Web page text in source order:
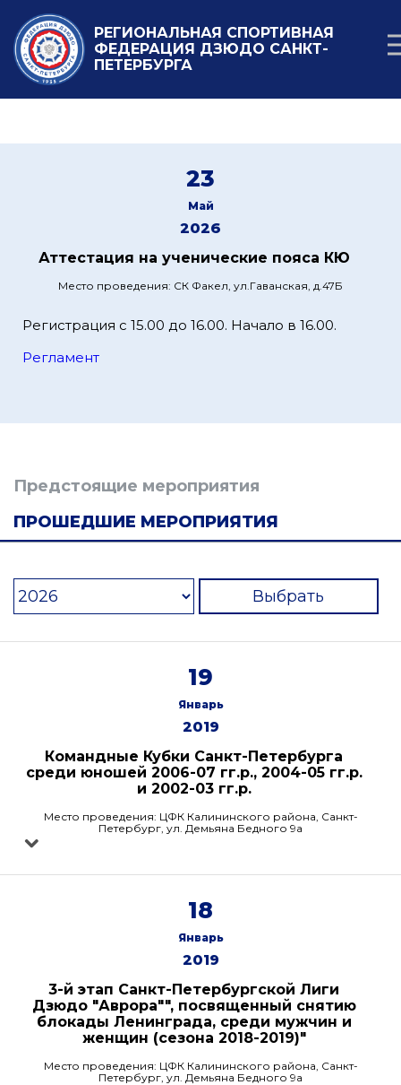
РЕГИОНАЛЬНАЯ СПОРТИВНАЯ
ФЕДЕРАЦИЯ ДЗЮДО САНКТ-
ПЕТЕРБУРГА
23
Май
2026
Аттестация на ученические пояса КЮ
Место проведения: СК Факел, ул.Гаванская, д.47Б
Регистрация с 15.00 до 16.00. Начало в 16.00.
Регламент
Предстоящие мероприятия
ПРОШЕДШИЕ МЕРОПРИЯТИЯ
Выбрать
19
Январь
2019
Командные Кубки Санкт-Петербурга
среди юношей 2006-07 гг.р., 2004-05 гг.р.
и 2002-03 гг.р.
Место проведения: ЦФК Калининского района, Санкт-
Петербург, ул. Демьяна Бедного 9а
18
Январь
2019
3-й этап Санкт-Петербургской Лиги
Дзюдо "Аврора"", посвященный снятию
блокады Ленинграда, среди мужчин и
женщин (сезона 2018-2019)"
Место проведения: ЦФК Калининского района, Санкт-
Петербург, ул. Демьяна Бедного 9а